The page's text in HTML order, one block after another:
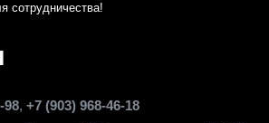
сотрудничества!
98, +7 (903) 968-46-18